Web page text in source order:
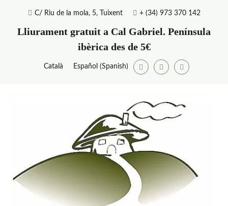
content
C/ Riu de la mola, 5, Tuixent + (34) 973 370 142
Lliurament gratuit a Cal Gabriel. Península
ibèrica des de 5€
Català Español (Spanish) FacebookTwitter Youtube